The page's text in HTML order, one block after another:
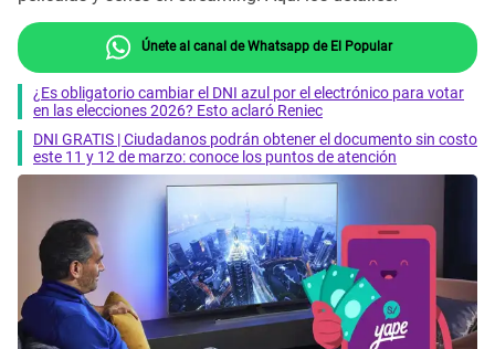
Únete al canal de Whatsapp de El Popular
¿Es obligatorio cambiar el DNI azul por el electrónico para votar
en las elecciones 2026? Esto aclaró Reniec
DNI GRATIS | Ciudadanos podrán obtener el documento sin costo
este 11 y 12 de marzo: conoce los puntos de atención